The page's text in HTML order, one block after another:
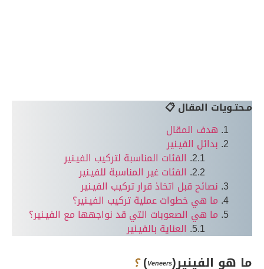
مـحتـويات المقال 📋
هدف المقال
بدائل الفيـنير
الفئات المناسبة لتركيب الفيـنير
الفئات غير المناسبة للفيـنير
نصائح قبل اتخاذ قرار تركيب الفيـنير
ما هي خطوات عملية تركيب الفيـنير؟
ما هي الصعوبات التي قد نواجهها مع الفيـنير؟
العناية بالفيـنير
ما هو الفينير(Veneers
)؟